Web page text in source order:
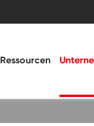
Ressourcen